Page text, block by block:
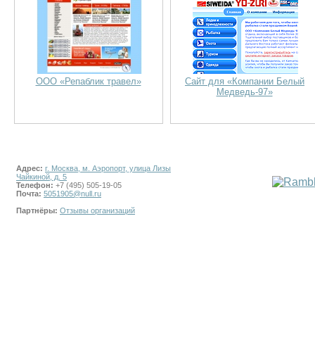
ООО «Репаблик травел»
Сайт для «Компании Белый
Медведь-97»
Адрес: г. Москва, м. Аэропорт, улица Лизы
Чайкиной, д. 5
Телефон: +7 (495) 505-19-05
Почта: 5051905@null.ru
Партнёры: Отзывы организаций